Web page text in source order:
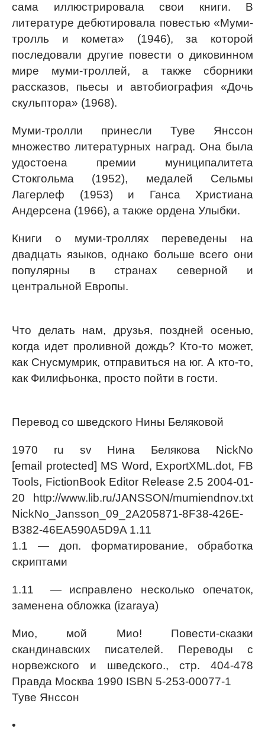
сама иллюстрировала свои книги. В
литературе дебютировала повестью «Муми-
тролль и комета» (1946), за которой
последовали другие повести о диковинном
мире муми-троллей, а также сборники
рассказов, пьесы и автобиография «Дочь
скульптора» (1968).
Муми-тролли принесли Туве Янссон
множество литературных наград. Она была
удостоена премии муниципалитета
Стокгольма (1952), медалей Сельмы
Лагерлеф (1953) и Ганса Христиана
Андерсена (1966), а также ордена Улыбки.
Книги о муми-троллях переведены на
двадцать языков, однако больше всего они
популярны в странах северной и
центральной Европы.
Что делать нам, друзья, поздней осенью,
когда идет проливной дождь? Кто-то может,
как Снусмумрик, отправиться на юг. А кто-то,
как Филифьонка, просто пойти в гости.
Перевод со шведского Нины Беляковой
1970 ru sv Нина Белякова NickNo
[email protected] MS Word, ExportXML.dot, FB
Tools, FictionBook Editor Release 2.5 2004-01-
20 http://www.lib.ru/JANSSON/mumiendnov.txt
NickNo_Jansson_09_2A205871-8F38-426E-
B382-46EA590A5D9A 1.11
1.1 — доп. форматирование, обработка
скриптами
1.11 — исправлено несколько опечаток,
заменена обложка (izaraya)
Мио, мой Мио! Повести-сказки
скандинавских писателей. Переводы с
норвежского и шведского., стр. 404-478
Правда Москва 1990 ISBN 5-253-00077-1
Туве Янссон
•